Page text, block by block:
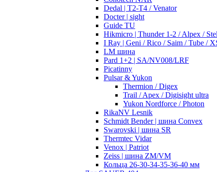
Dedal | T2-T4 / Venator
Docter | sight
Guide TU
Hikmicro | Thunder 1-2 / Alpex /
I Ray | Geni / Rico / Saim / Tube /
LM шина
Pard 1+2 | SA/NV008/LRF
Picatinny
Pulsar & Yukon
Thermion / Digex
Trail / Apex / Digisight ultra
Yukon Nordforce / Photon
RikaNV Lesnik
Schmidt Bender | шина Convex
Swarovski | шина SR
Thermtec Vidar
Venox | Patriot
Zeiss | шина ZM/VM
Кольца 26-30-34-35-36-40 мм